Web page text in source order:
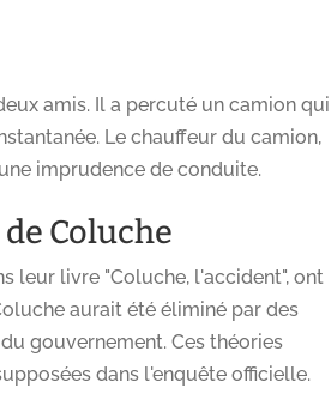
amis. Il a percuté un camion qui
Le chauffeur du camion,
imprudence de conduite.
Coluche
leur livre "Coluche, l'accident", ont
aurait été éliminé par des
gouvernement. Ces théories
dans l'enquête officielle.